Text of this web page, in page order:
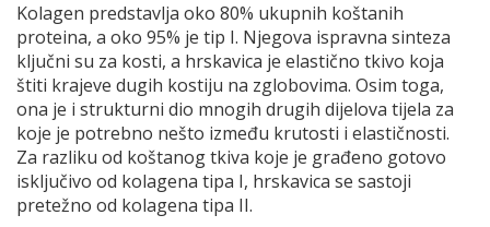
Kolagen predstavlja oko 80% ukupnih koštanih
proteina, a oko 95% je tip I. Njegova ispravna sinteza
ključni su za kosti, a hrskavica je elastično tkivo koja
štiti krajeve dugih kostiju na zglobovima. Osim toga,
ona je i strukturni dio mnogih drugih dijelova tijela za
koje je potrebno nešto između krutosti i elastičnosti.
Za razliku od koštanog tkiva koje je građeno gotovo
isključivo od kolagena tipa I, hrskavica se sastoji
pretežno od kolagena tipa II.